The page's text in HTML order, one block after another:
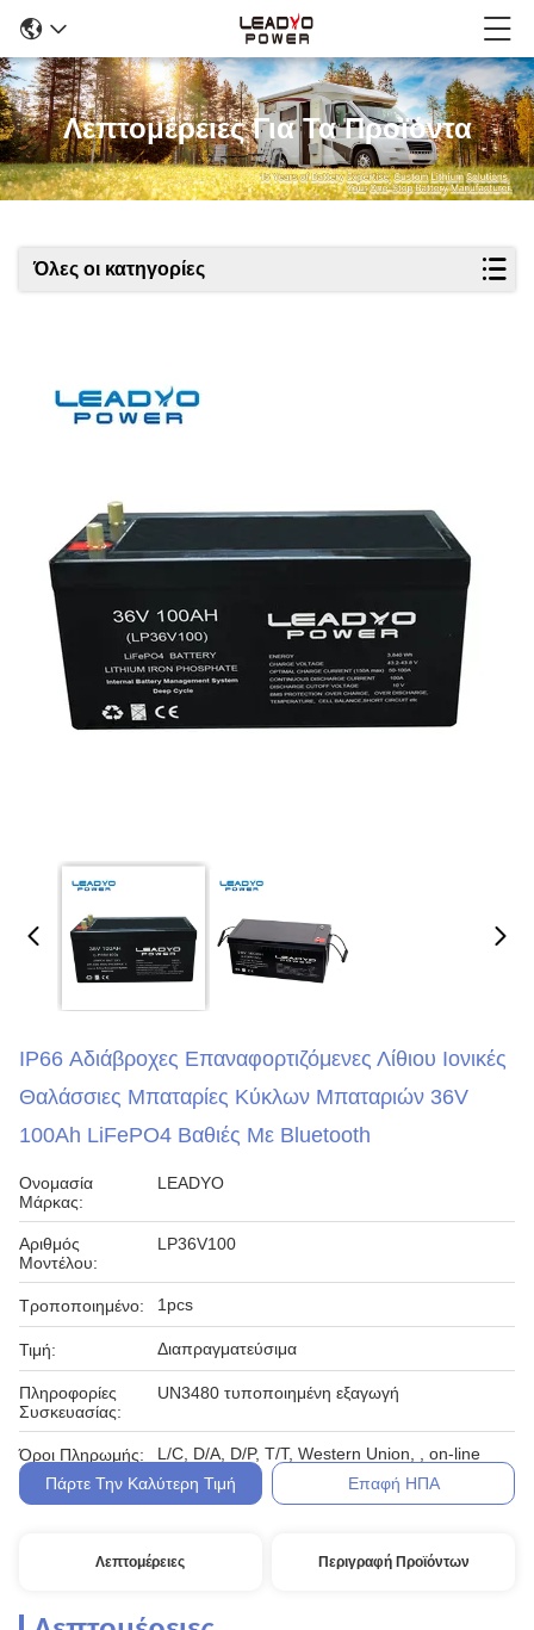
Λεπτομέρειες Για Τα Προϊόντα
Όλες οι κατηγορίες
IP66 Αδιάβροχες Επαναφορτιζόμενες Λίθιου Ιονικές
Θαλάσσιες Μπαταρίες Κύκλων Μπαταριών 36V
100Ah LiFePO4 Βαθιές Με Bluetooth
Ονομασία
Μάρκας:
LEADYO
Αριθμός
Μοντέλου:
LP36V100
Τροποποιημένο: 1pcs
Τιμή: Διαπραγματεύσιμα
Πληροφορίες
Συσκευασίας:
UN3480 τυποποιημένη εξαγωγή
Όροι Πληρωμής:
L/C, D/A, D/P, T/T, Western Union, , on-line
Πάρτε Την Καλύτερη Τιμή
Επαφή ΗΠΑ
Λεπτομέρειες Περιγραφή Προϊόντων